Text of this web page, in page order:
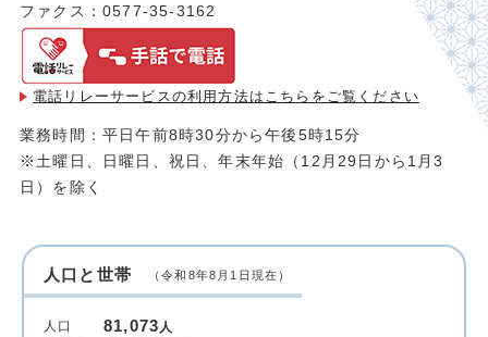
ファクス：0577-35-3162
電話リレーサービスの利用方法は こちらをご覧ください
業務時間：平日午前8時30分から午後5時15分
※土曜日、日曜日、祝日、年末年始（12月29日から1月3
日）を除く
人口と世帯 （令和8年8月1日現在）
人口 81,073人